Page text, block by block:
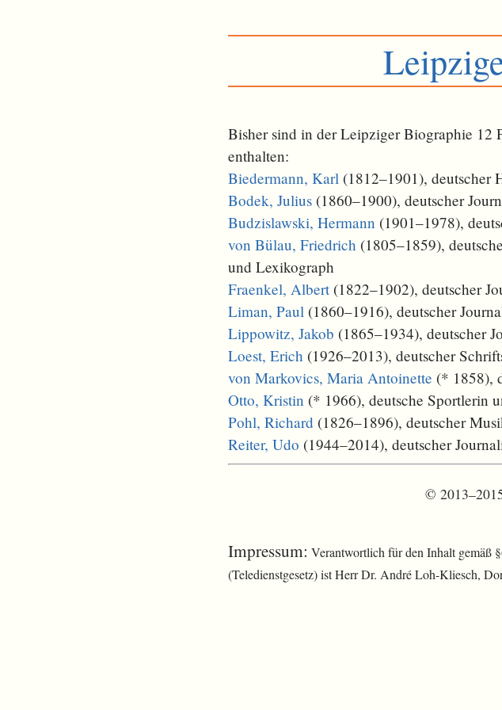
Bisher sind in der Leipziger Biographie 12
enthalten:
Biedermann, Karl (1812–1901), deutscher
Bodek, Julius (1860–1900), deutscher
Budzislawski, Hermann (1901–1978),
von Bülau, Friedrich (1805–1859),
und Lexikograph
Fraenkel, Albert (1822–1902), deutscher
Liman, Paul (1860–1916), deutscher
Lippowitz, Jakob (1865–1934), deutscher
Loest, Erich (1926–2013), deutscher
von Markovics, Maria Antoinette (* 1858),
Otto, Kristin (* 1966), deutsche Sportlerin
Pohl, Richard (1826–1896), deutscher
Reiter, Udo (1944–2014), deutscher
©
Impressum: Verantwortlich für den Inhalt gemäß
(Teledienstgesetz) ist Herr Dr. André Loh-Kliesch,